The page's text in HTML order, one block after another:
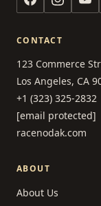
CONTACT
123 Commerce
Los Angeles, CA
+1 (323) 325-2832
[email protected]
racenodak.com
ABOUT
About Us